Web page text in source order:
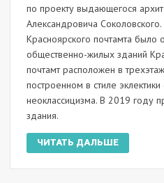
по проекту выдающегося
Александровича
Красноярского почтамта
общественно-жилых зданий
почтамт расположен в
построенном в стиле
неоклассицизма. В 2019 году
здания.
ЧИТАТЬ ДАЛЬШЕ